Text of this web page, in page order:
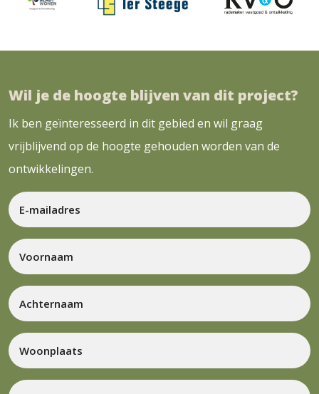
Wil je de hoogte blijven van dit project?
Ik ben geïnteresseerd in dit gebied en wil graag
vrijblijvend op de hoogte gehouden worden van de
ontwikkelingen.
E-
mailadres*
Voornaam
Achternaam
Woonplaats
Leeftijd